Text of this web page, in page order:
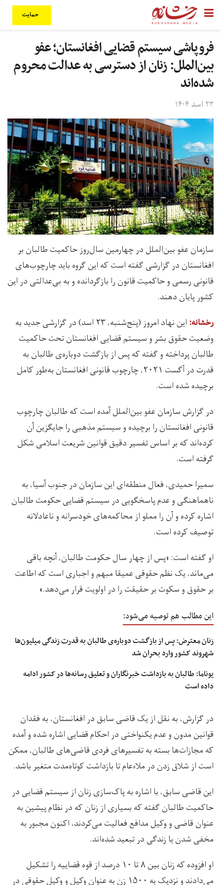
حمایت
فروپاشی سیستم قضایی افغانستان؛ عفو
بین‌الملل: زنان از دسترسی به عدالت محروم
شده‌اند
۲۳ اسد ۱۴۰۴
سازمان عفو بین‌الملل در چهارمین سال‌روز حاکمیت طالبان بر
افغانستان در گزارشی گفته است که این گروه باید چارچوب‌های
قانونی رسمی و حاکمیت قانون را بازگردانده و به بی‌عدالتی در این
کشور پایان دهند.
رخشانه:
این نهاد امروز (پنج‌شنبه، ۲۳ اسد) در گزارشی جدید به
وضعیت حقوق بشر و سیستم قضایی افغانستان تحت حاکمیت
طالبان پرداخته و گفته که پس از بازگشت دوباره‌ی طالبان به
قدرت در آگست ۲۰۲۱، چارچوب قانونی افغانستان به‌طور کامل
برچیده شده است.
در گزارش سازمان عفو بین‌الملل آمده است که طالبان چارچوب
قانونی افغانستان را برچیده و سیستم مذهبی را جایگزین آن
کرده‌اند که بر اساس تفسیر دقیق قوانین شریعت اسلامی شکل
گرفته است.
سمیرا حمیدی، فعال منطقه‌ای این سازمان در جنوب آسیا، به
ناهماهنگی و عدم پاسخگویی در سیستم قضایی حکومت طالبان
اشاره کرده و آن را مملو از محاکمه‌های خودسرانه و ناعادلانه
توصیف کرده است.
او گفته است: «پس از چهار سال حکومت طالبان، آنچه باقی
می‌ماند، یک نظم حقوقی عمیقا مبهم و اجباری است که اطاعت
بر حقوق و سکوت بر حقیقت را در اولویت قرار می‌دهد.»
این مطالب هم توصیه می‌شود:
زنان معترض: پس از بازگشت دوباره‌ی طالبان به قدرت زندگی میلیون‌ها
شهروند کشور وارد بحران شد
یوناما: طالبان به بازداشت خبرنگاران و تعلیق رسانه‌ها در کشور ادامه
داده است
در گزارش، به نقل از یک قاضی سابق در افغانستان، به فقدان
قوانین مدون و عدم یکنواختی در احکام قضایی اشاره شده و آمده
که مجازات‌ها بسته به تفسیرهای فردی قاضی‌های طالبان، ممکن
است از شلاق زدن در ملاءعام تا بازداشت کوتاه‌مدت متغیر باشد.
این قاضی سابق، با اشاره به پاک‌سازی زنان از سیستم قضایی در
حاکميت طالبان گفته که بسیاری از زنان که در نظام پیشین به
عنوان قاضی و وکیل مدافع فعالیت می‌کردند، اکنون مجبور به
مخفی شدن یا زندگی در تبعید شده‌اند.
او افزوده که زنان بین ۸ تا ۱۰ درصد از قوه قضاییه را تشکیل
می‌دادند و نزدیک به ۱۵۰۰ زن به عنوان وکیل و وکیل حقوقی در